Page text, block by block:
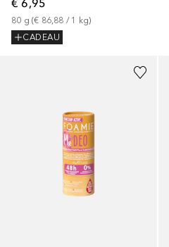
80 g (€ 86,88 / 1 kg)
CADEAU